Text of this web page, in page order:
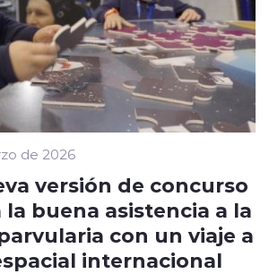
de 2026
versión de concurso
buena asistencia a la
con un viaje a
internacional